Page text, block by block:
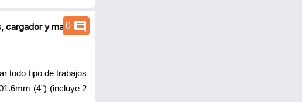
0 comment
cargador y maletín -
todo tipo de trabajos
(4”) (incluye 2